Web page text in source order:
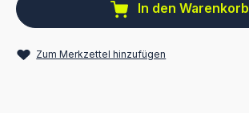
In den Warenkorb
Zum Merkzettel hinzufügen